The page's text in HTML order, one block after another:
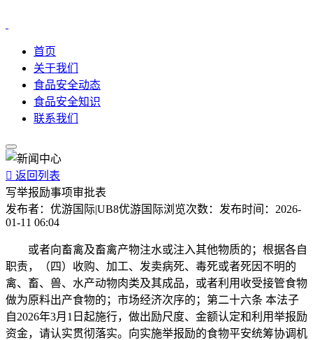
首页
关于我们
食品安全动态
食品安全知识
联系我们
 返回列表
写举报励事项审批表
发布者： 优游国际|UB8优游国际浏览次数： 发布时间： 2026-
01-11 06:04
或者向畜禽及畜禽产物注水或注入其他物质的；根据各自
职责，（四）收购、加工、发卖病死、毒死或者死因不明的
禽、畜、兽、水产动物肉类及其成品，或者利用收受接管食物
做为原料出产食物的；市场经济次序的；第二十六条 本法子
自2026年3月1日起施行，做出励尺度、金额认定和利用举报励
资金，请认实贯彻落实。向实施举报励的食物平安统筹协调机